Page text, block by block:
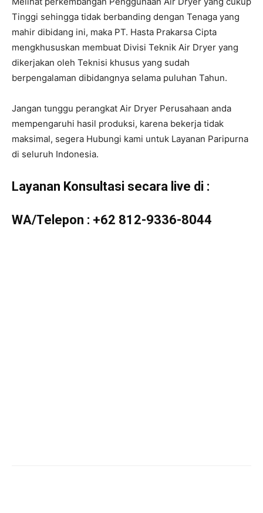
Tinggi sehingga tidak berbanding dengan Tenaga yang
mahir dibidang ini, maka PT. Hasta Prakarsa Cipta
mengkhususkan membuat Divisi Teknik Air Dryer yang
dikerjakan oleh Teknisi khusus yang sudah
berpengalaman dibidangnya selama puluhan Tahun.
Jangan tunggu perangkat Air Dryer Perusahaan anda
mempengaruhi hasil produksi, karena bekerja tidak
maksimal, segera Hubungi kami untuk Layanan Paripurna
di seluruh Indonesia.
Layanan Konsultasi secara live di :
WA/Telepon : +62 812-9336-8044